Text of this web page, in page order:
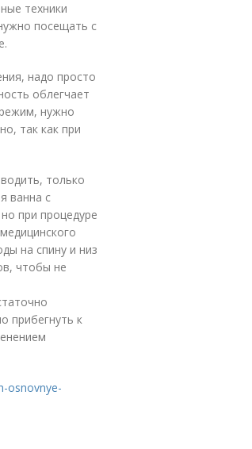
техники
посещать с
надо просто
облегчает
нужно
так как при
только
ванна с
при процедуре
на спину и низ
чтобы не
прибегнуть к
osnovnye-